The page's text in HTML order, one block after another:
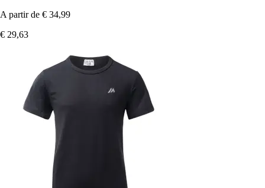
A partir de € 34,99
€ 29,63